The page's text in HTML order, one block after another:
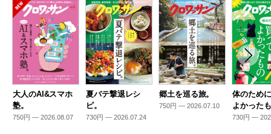
大人のAI&スマホ
塾。
750円 — 2026.08.07
夏バテ撃退レシ
ピ。
730円 — 2026.07.24
郷土を巡る旅。
750円 — 2026.07.10
体のため
よかった
730円 —